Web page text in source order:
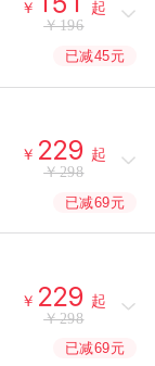
￥
起
￥196
已减45元
￥ 
起
￥298
已减69元
￥ 
起
￥298
已减69元